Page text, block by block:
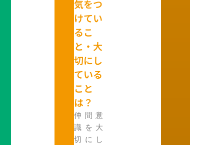
気をつ
けてい
るこ
と・大
切にし
ている
こと
は？
仲間意
識を大
切にし